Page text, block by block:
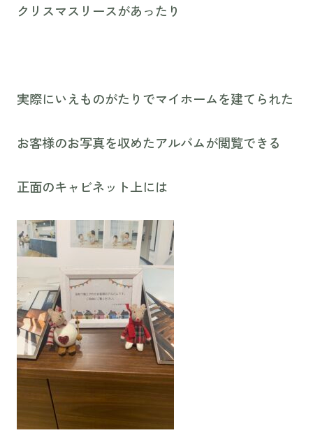
クリスマスリースがあったり
実際にいえものがたりでマイホームを建てられた
お客様のお写真を収めたアルバムが閲覧できる
正面のキャビネット上には